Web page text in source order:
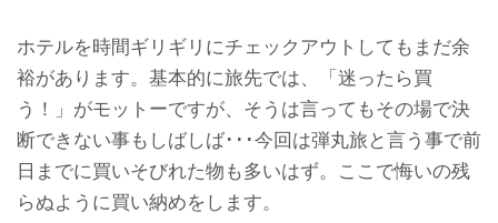
ホテルを時間ギリギリにチェックアウトしてもまだ余
裕があります。基本的に旅先では、「迷ったら買
う！」がモットーですが、そうは言ってもその場で決
断できない事もしばしば･･･今回は弾丸旅と言う事で前
日までに買いそびれた物も多いはず。ここで悔いの残
らぬように買い納めをします。